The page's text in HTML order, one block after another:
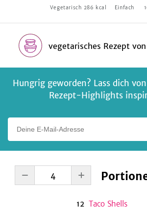
Vegetarisch 286 kcal Einfach
vegetarisches Rezept von
Hungrig geworden? Lass dich
Rezept-Highlights
12 Taco Shells